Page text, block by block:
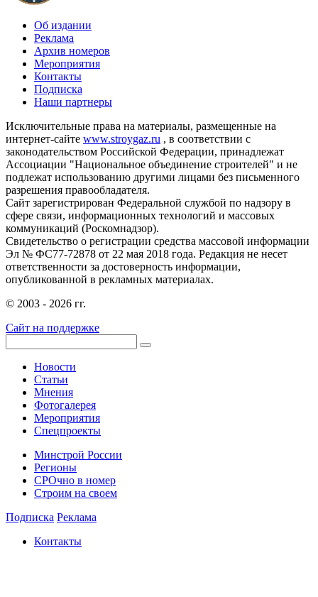
Об издании
Реклама
Архив номеров
Мероприятия
Контакты
Подписка
Наши партнеры
Исключительные права на материалы, размещенные на
интернет-сайте www.stroygaz.ru , в соответствии с
законодательством Российской Федерации, принадлежат
Ассоциации "Национальное объединение строителей" и не
подлежат использованию другими лицами без письменного
разрешения правообладателя.
Сайт зарегистрирован Федеральной службой по надзору в
сфере связи, информационных технологий и массовых
коммуникаций (Роскомнадзор).
Свидетельство о регистрации средства массовой информации
Эл № ФС77-72878 от 22 мая 2018 года. Редакция не несет
ответственности за достоверность информации,
опубликованной в рекламных материалах.
© 2003 - 2026 гг.
Сайт на поддержке
Новости
Статьи
Мнения
Фотогалерея
Мероприятия
Спецпроекты
Минстрой России
Регионы
СРОчно в номер
Строим на своем
Подписка Реклама
Контакты